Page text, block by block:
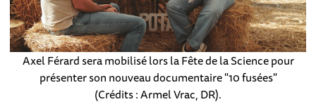
Axel Férard sera mobilisé lors la Fête de la Science pour
présenter son nouveau documentaire "10 fusées"
(Crédits : Armel Vrac, DR).